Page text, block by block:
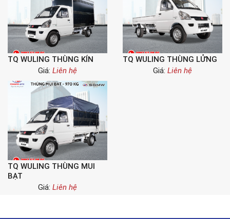
TQ WULING THÙNG KÍN
Giá: Liên hệ
TQ WULING THÙNG LỬNG
Giá: Liên hệ
TQ WULING THÙNG MUI
BẠT
Giá: Liên hệ